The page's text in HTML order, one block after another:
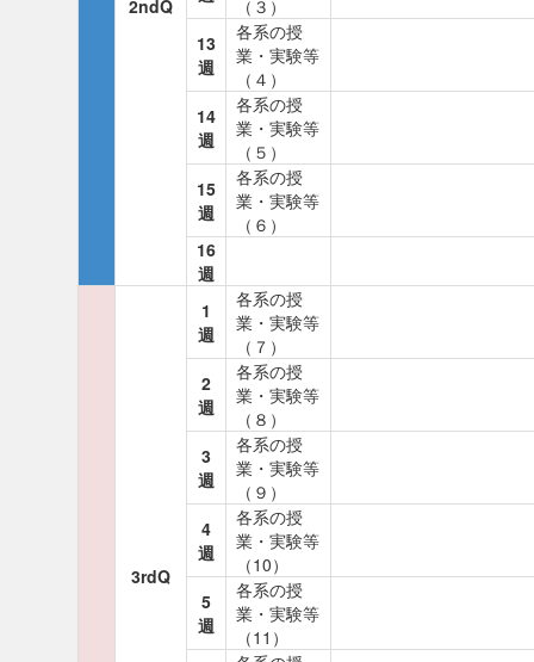
2ndQ
（３）
13
週
各系の授
業・実験等
（４）
14
週
各系の授
業・実験等
（５）
15
週
各系の授
業・実験等
（６）
16
週
3rdQ
1
週
各系の授
業・実験等
（７）
2
週
各系の授
業・実験等
（８）
3
週
各系の授
業・実験等
（９）
4
週
各系の授
業・実験等
（10）
5
週
各系の授
業・実験等
（11）